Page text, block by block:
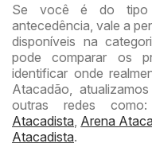
Se você é do tipo
antecedência, vale a
disponíveis na
pode comparar os
identificar onde
Atacadão,
outras redes
Atacadista Arena
Atacadista.